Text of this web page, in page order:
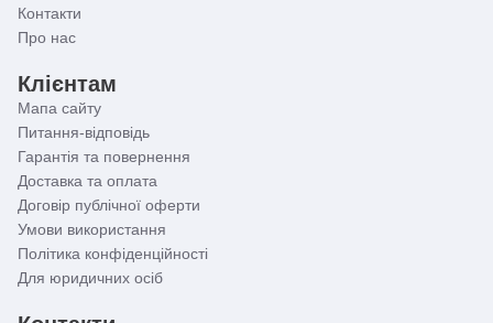
Контакти
Про нас
Клієнтам
Мапа сайту
Питання-відповідь
Гарантія та повернення
Доставка та оплата
Договір публічної оферти
Умови використання
Політика конфіденційності
Для юридичних осіб